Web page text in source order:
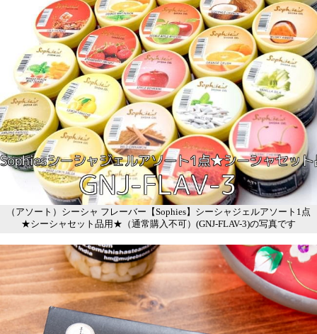
（アソート）シーシャ フレーバー【Sophies】シーシャジェルアソート1点
★シーシャセット品用★（通常購入不可）(GNJ-FLAV-3)の写真です